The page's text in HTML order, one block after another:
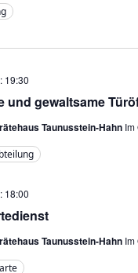
und gewaltsame
19:30
Taunusstein-Hahn Im
18:00
Taunusstein-Hahn Im